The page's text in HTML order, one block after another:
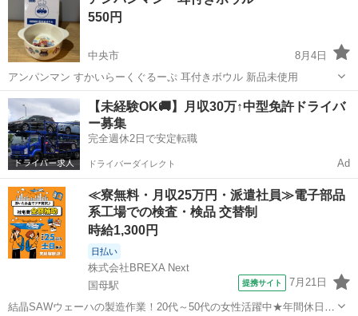
し...
550円
中央市
8月4日
アンパンマン すかいらーくぐるーぷ 耳付きボウル 新品未使用
山梨 中央市 食器 アンパンマン
【未経験OK🚚】月収30万↑中型免許ドライバ
ー募集
完全週休2日で安定転職
ドライバーダイレクト Ad
≪寮無料・月収25万円・派遣社員≫電子部品
系工場での検査・検品 交替制
時給1,300円
日払い
株式会社BREXA Next
国母駅
提携サイト 7月21日
結晶SAWウェーハの製造作業！20代～50代の女性活躍中★年間休日